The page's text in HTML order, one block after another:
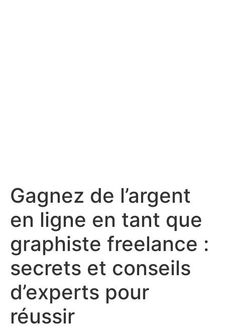
Gagnez de l’argent
en ligne en tant que
graphiste freelance :
secrets et conseils
d’experts pour
réussir